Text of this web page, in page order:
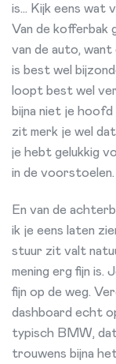
is… Kijk eens wat
Van de kofferbak
van de auto,
is best wel
loopt best wel
bijna niet je
zit merk je wel dat
je hebt gelukkig
in de voorstoelen.
En van de
ik je eens laten
stuur zit valt
mening erg fijn is.
fijn op de weg.
dashboard echt
typisch BMW,
trouwens bijna